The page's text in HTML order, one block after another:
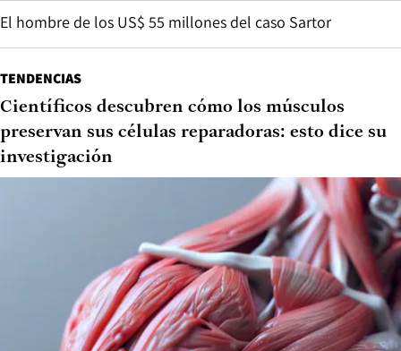
El hombre de los US$ 55 millones del caso Sartor
TENDENCIAS
Científicos descubren cómo los músculos
preservan sus células reparadoras: esto dice su
investigación